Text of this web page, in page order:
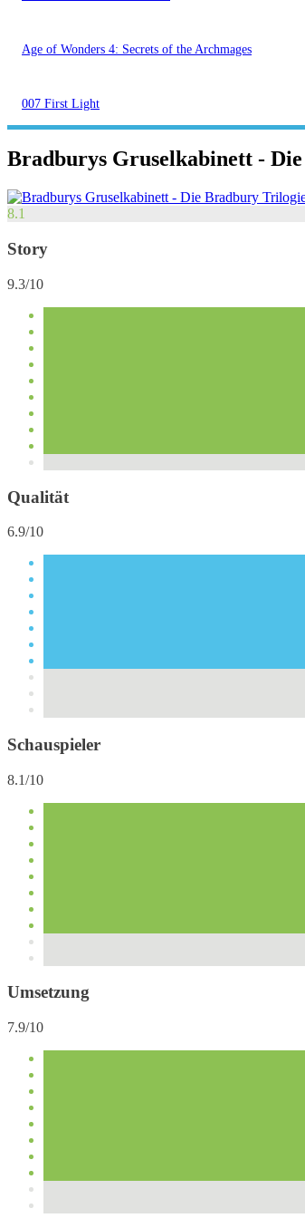
Age of Wonders 4: Secrets of the Archmages
007 First Light
Bradburys Gruselkabinett -
8.1
Story
9.3/10
Qualität
6.9/10
Schauspieler
8.1/10
Umsetzung
7.9/10